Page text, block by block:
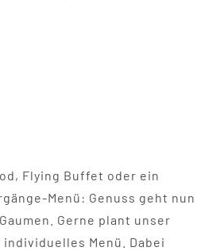
Flying Buffet oder ein
Menü: Genuss geht nun
Gerne plant unser
Menü. Dabei